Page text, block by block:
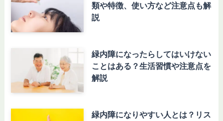
類や特徴、使い方など注意点も解
説
緑内障になったらしてはいけない
ことはある？生活習慣や注意点を
解説
緑内障になりやすい人とは？リス